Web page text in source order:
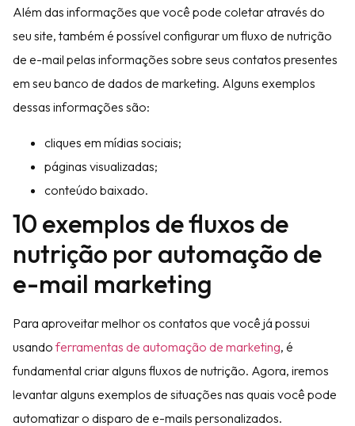
Além das informações que você pode coletar através do
seu site, também é possível configurar um fluxo de nutrição
de e-mail pelas informações sobre seus contatos presentes
em seu banco de dados de marketing. Alguns exemplos
dessas informações são:
cliques em mídias sociais;
páginas visualizadas;
conteúdo baixado.
10 exemplos de fluxos de
nutrição por automação de
e-mail marketing
Para aproveitar melhor os contatos que você já possui
usando ferramentas de automação de marketing, é
fundamental criar alguns fluxos de nutrição. Agora, iremos
levantar alguns exemplos de situações nas quais você pode
automatizar o disparo de e-mails personalizados.